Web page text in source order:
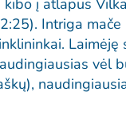
kibo į atlapus
Intriga
vėl